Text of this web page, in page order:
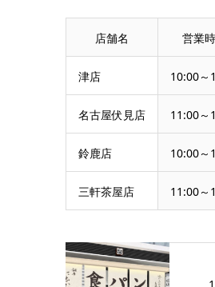
店舗名 営業
津店 10:00～
名古屋伏見店 11:00～
鈴鹿店 10:00～
三軒茶屋店 11:00～